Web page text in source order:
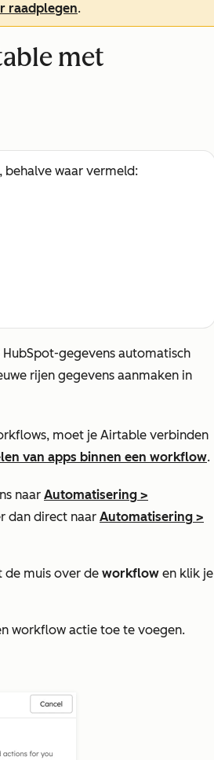
raadplegen.
met
, behalve waar vermeld:
gegevens automatisch
rijen gegevens aanmaken in
moet je Airtable verbinden
van apps binnen een workflow.
naar Automatisering >
dan direct naar Automatisering >
de muis over de workflow en klik je
workflow actie toe te voegen.